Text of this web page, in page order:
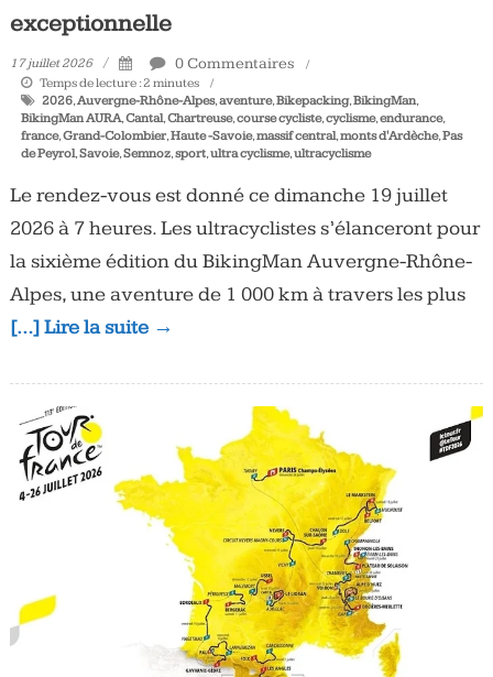
exceptionnelle
17 juillet 2026 0 Commentaires
Temps de lecture :2 minutes
2026,Auvergne-Rhône-Alpes,aventure,Bikepacking,BikingMan,
BikingMan AURA,Cantal,Chartreuse,course cycliste,cyclisme,endurance,
france,Grand-Colombier,Haute -Savoie,massif central,monts d'Ardèche,Pas
de Peyrol,Savoie,Semnoz,sport,ultra cyclisme,ultracyclisme
Le rendez-vous est donné ce dimanche 19 juillet
2026 à 7 heures. Les ultracyclistes s’élanceront pour
la sixième édition du BikingMan Auvergne-Rhône-
Alpes, une aventure de 1 000 km à travers les plus
[…] Lire la suite →